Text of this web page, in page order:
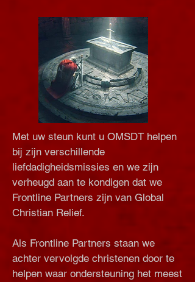
Met uw steun kunt u OMSDT helpen
bij zijn verschillende
liefdadigheidsmissies en we zijn
verheugd aan te kondigen dat we
Frontline Partners zijn van Global
Christian Relief.
Als Frontline Partners staan we
achter vervolgde christenen door te
helpen waar ondersteuning het meest